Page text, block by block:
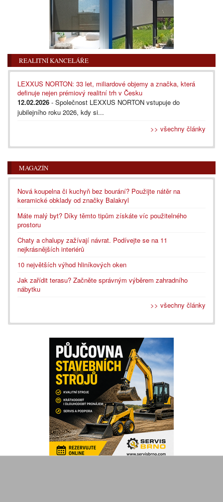
REALITNÍ KANCELÁŘE
LEXXUS NORTON: 33 let, miliardové objemy a značka, která
definuje nejen prémiový realitní trh v Česku
12.02.2026 - Společnost LEXXUS NORTON vstupuje do
jubilejního roku 2026, kdy si...
>> všechny články
MAGAZÍN
Nová koupelna či kuchyň bez bourání? Použijte nátěr na
keramické obklady od značky Balakryl
Máte malý byt? Díky těmto tipům získáte víc použitelného
prostoru
Chaty a chalupy zažívají návrat. Podívejte se na 11
nejkrásnějších interiérů
10 největších výhod hliníkových oken
Jak zařídit terasu? Začněte správným výběrem zahradního
nábytku
>> všechny články